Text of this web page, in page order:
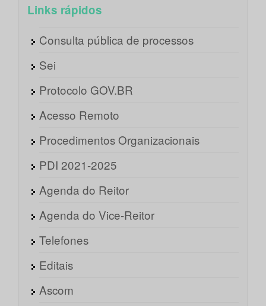
Links rápidos
Consulta pública de processos
Sei
Protocolo GOV.BR
Acesso Remoto
Procedimentos Organizacionais
PDI 2021-2025
Agenda do Reitor
Agenda do Vice-Reitor
Telefones
Editais
Ascom